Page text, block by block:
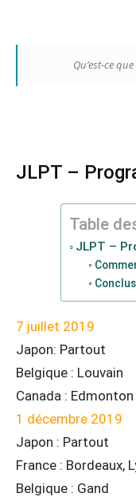
Qu’est-ce que
JLPT –
Table
JLPT –
7 juillet 2019
Japon: Partout
Belgique : Louvain
Canada : Edmonton
1 décembre 2019
Japon : Partout
France : Bordeaux,
Belgique : Gand